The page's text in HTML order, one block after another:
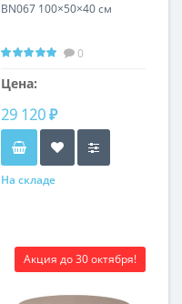
BN067 100×50×40 см
0
Цена:
29 120 ₽
На складе
Акция до 30 октября!